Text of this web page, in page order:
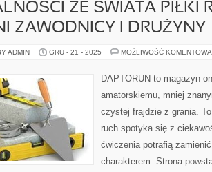
ZE ŚWIATA PIŁKI
ZAWODNICY I DRUŻYNY
ADMIN GRU - 21 - 2025 MOŻLIWOŚĆ
DAPTORUN to magazyn
amatorskiemu, mniej
czystej frajdzie z grania.
ruch spotyka się z
ćwiczenia potrafią
charakterem. Strona